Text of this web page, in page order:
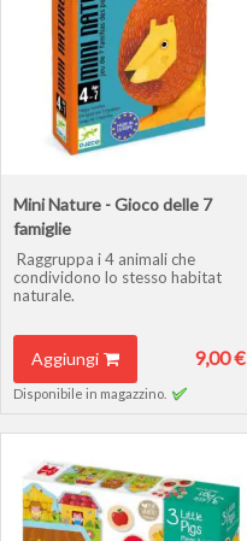
Mini Nature - Gioco delle 7
famiglie
Raggruppa i 4 animali che
condividono lo stesso habitat
naturale.
Aggiungi 9,00 €
Disponibile in magazzino.